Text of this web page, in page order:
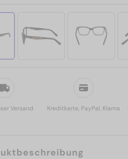
Versand Kreditkarte, PayPal, Klarna